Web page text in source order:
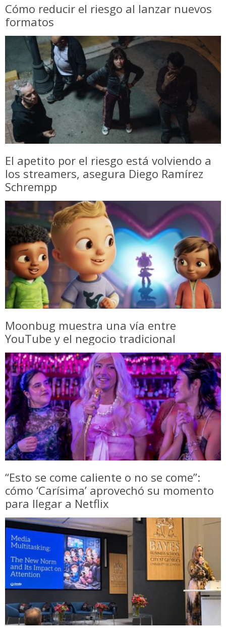
Cómo reducir el riesgo al lanzar nuevos
formatos
El apetito por el riesgo está volviendo a
los streamers, asegura Diego Ramírez
Schrempp
Moonbug muestra una vía entre
YouTube y el negocio tradicional
“Esto se come caliente o no se come”:
cómo ‘Carísima’ aprovechó su momento
para llegar a Netflix